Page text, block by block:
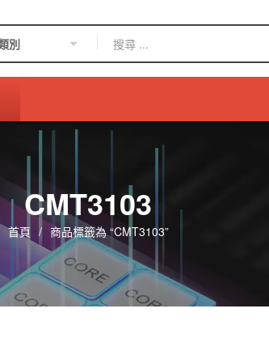
CMT3103
首頁 / 商品標籤為 “CMT3103”